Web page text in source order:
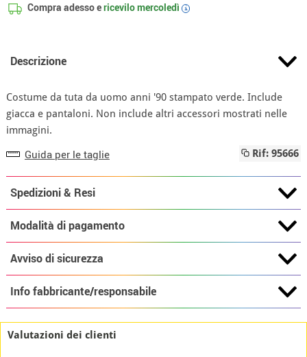
Compra adesso ericevilomercoledì i
Descrizione
Costume da tuta da uomo anni '90 stampato verde. Include
giacca e pantaloni. Non include altri accessori mostrati nelle
immagini.
Guida per le taglie Rif: 95666
Spedizioni & Resi
Modalità di pagamento
Avviso di sicurezza
Info fabbricante/responsabile
Valutazioni dei clienti